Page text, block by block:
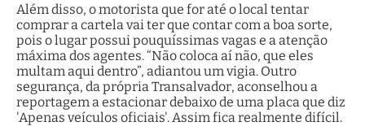
Além disso, o motorista que for até o local tentar
comprar a cartela vai ter que contar com a boa sorte,
pois o lugar possui pouquíssimas vagas e a atenção
máxima dos agentes. “Não coloca aí não, que eles
multam aqui dentro”, adiantou um vigia. Outro
segurança, da própria Transalvador, aconselhou a
reportagem a estacionar debaixo de uma placa que diz
'Apenas veículos oficiais'. Assim fica realmente difícil.